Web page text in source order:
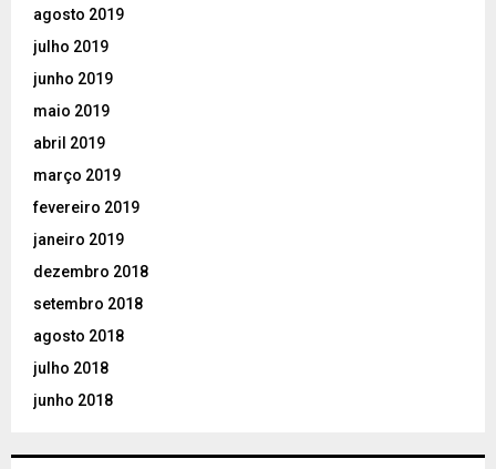
agosto 2019
julho 2019
junho 2019
maio 2019
abril 2019
março 2019
fevereiro 2019
janeiro 2019
dezembro 2018
setembro 2018
agosto 2018
julho 2018
junho 2018